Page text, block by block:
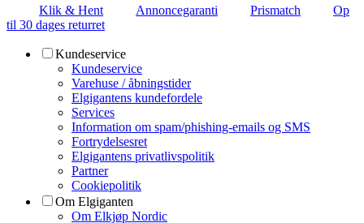
Klik & Hent Annoncegaranti Prismatch
Op
til 30 dages returret
Kundeservice
Kundeservice
Varehuse / åbningstider
Elgigantens kundefordele
Services
Information om spam/phishing-emails og SMS
Fortrydelsesret
Elgigantens privatlivspolitik
Partner
Cookiepolitik
Om Elgiganten
Om Elkjøp Nordic